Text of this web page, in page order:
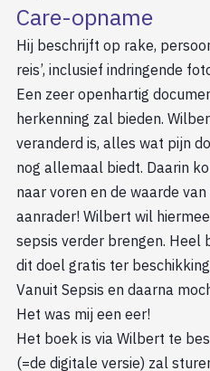
Care-opname
Hij beschrijft op rake,
reis’, inclusief indringende
Een zeer openhartig
herkenning zal bieden.
veranderd is, alles wat pijn
nog allemaal biedt. Daarin
naar voren en de waarde
aanrader! Wilbert wil
sepsis verder brengen. Heel
dit doel gratis ter
Vanuit Sepsis en daarna
Het was mij een eer!
Het boek is via Wilbert te
(=de digitale versie) zal